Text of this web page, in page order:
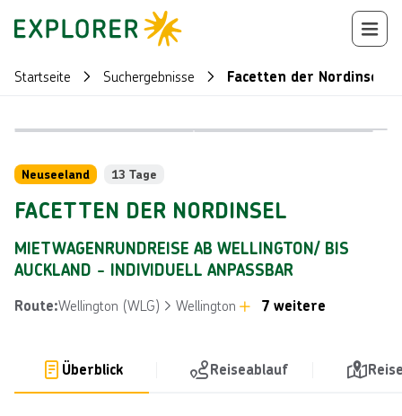
Startseite Suchergebnisse Facetten der Nordinsel
Neuseeland 13 Tage
FACETTEN DER NORDINSEL
MIETWAGENRUNDREISE AB WELLINGTON/ BIS
AUCKLAND - INDIVIDUELL ANPASSBAR
Route:Wellington (WLG) Wellington 7 weitere
Überblick Reiseablauf